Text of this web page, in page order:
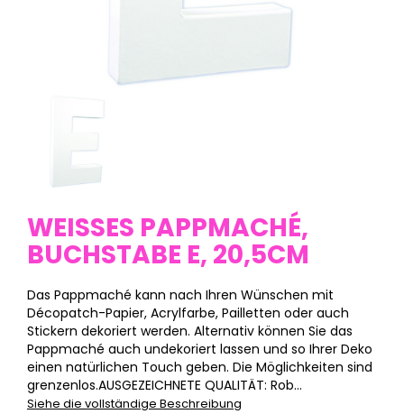
WEISSES PAPPMACHÉ, B
UCHSTABE E, 20,5CM
Das Pappmaché kann nach Ihren Wünschen mit
Décopatch-Papier, Acrylfarbe, Pailletten oder auch
Stickern dekoriert werden. Alternativ können Sie das
Pappmaché auch undekoriert lassen und so Ihrer Deko
einen natürlichen Touch geben. Die Möglichkeiten sind
grenzenlos.AUSGEZEICHNETE QUALITÄT: Rob...
Siehe die vollständige Beschreibung